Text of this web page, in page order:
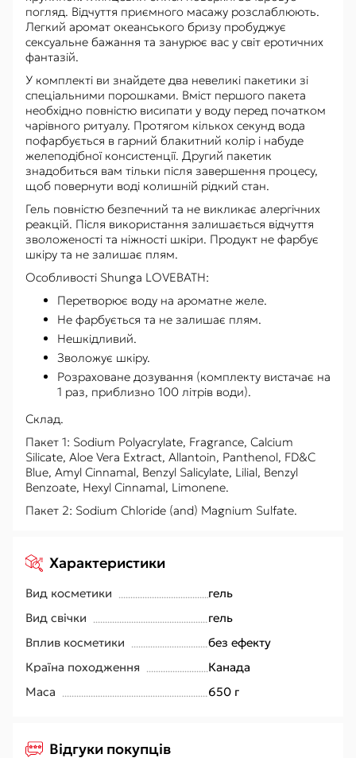
погляд. Відчуття приємного масажу розслаблюють.
Легкий аромат океанського бризу пробуджує
сексуальне бажання та занурює вас у світ еротичних
фантазій.
У комплекті ви знайдете два невеликі пакетики зі
спеціальними порошками. Вміст першого пакета
необхідно повністю висипати у воду перед початком
чарівного ритуалу. Протягом кількох секунд вода
пофарбується в гарний блакитний колір і набуде
желеподібної консистенції. Другий пакетик
знадобиться вам тільки після завершення процесу,
щоб повернути воді колишній рідкий стан.
Гель повністю безпечний та не викликає алергічних
реакцій. Після використання залишається відчуття
зволоженості та ніжності шкіри. Продукт не фарбує
шкіру та не залишає плям.
Особливості Shunga LOVEBATH:
Перетворює воду на ароматне желе.
Не фарбується та не залишає плям.
Нешкідливий.
Зволожує шкіру.
Розраховане дозування (комплекту вистачає на
1 раз, приблизно 100 літрів води).
Склад.
Пакет 1: Sodium Polyacrylate, Fragrance, Calcium
Silicate, Aloe Vera Extract, Allantoin, Panthenol, FD&C
Blue, Amyl Cinnamal, Benzyl Salicylate, Lilial, Benzyl
Benzoate, Hexyl Cinnamal, Limonene.
Пакет 2: Sodium Chloride (and) Magnium Sulfate.
Характеристики
Вид косметики
гель
Вид свічки
гель
Вплив косметики
без ефекту
Країна походження
Канада
Маса
650 г
Відгуки покупців